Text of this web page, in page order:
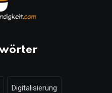
Digitalisierung